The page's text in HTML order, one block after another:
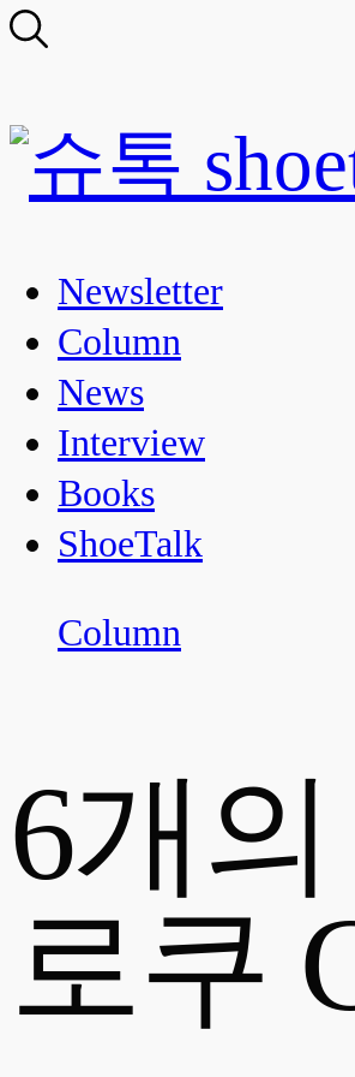
Newsletter
Column
News
Interview
Books
ShoeTalk
Column
6개
로쿠